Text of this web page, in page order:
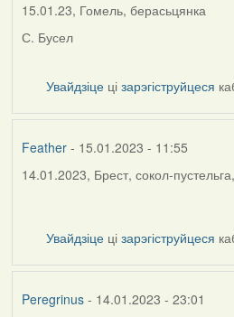
15.01.23, Гомель, берасьцянка
С. Бусел
Увайдзіце цізарэгіструйцеся
Feather- 15.01.2023 - 11:55
14.01.2023, Брест, сокол-
Увайдзіце цізарэгіструйцеся
Peregrinus- 14.01.2023 - 23:01